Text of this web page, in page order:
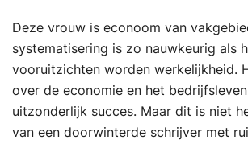
Deze vrouw is econoom van
systematisering is zo nauwkeurig als
vooruitzichten worden werkelijkheid.
over de economie en het
uitzonderlijk succes. Maar dit is niet
van een doorwinterde schrijver met